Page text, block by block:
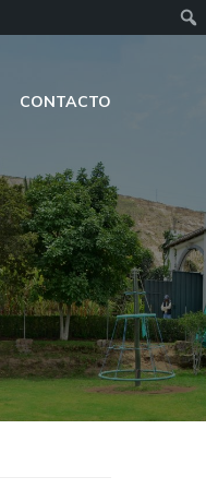
CONTACTO